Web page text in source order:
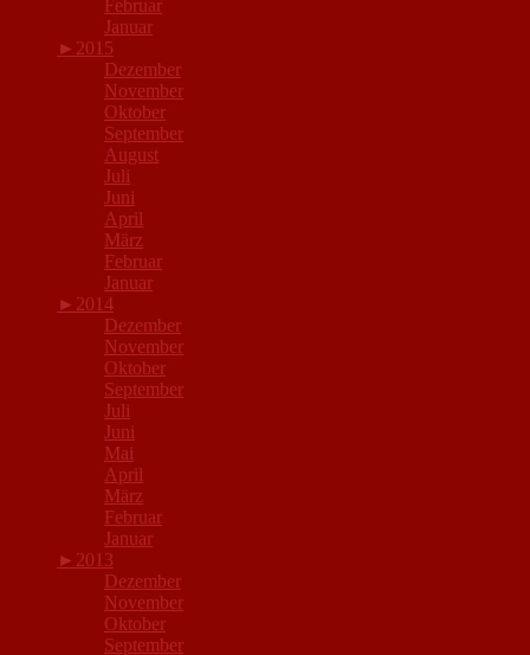
Februar
Januar
► 2015
Dezember
November
Oktober
September
August
Juli
Juni
April
März
Februar
Januar
► 2014
Dezember
November
Oktober
September
Juli
Juni
Mai
April
März
Februar
Januar
► 2013
Dezember
November
Oktober
September